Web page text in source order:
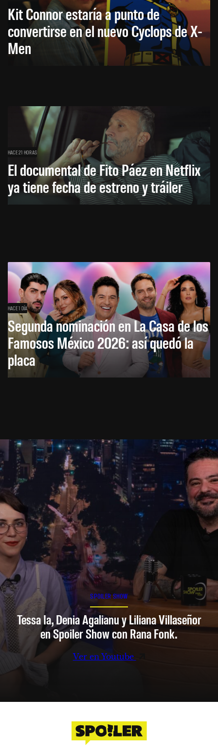
Kit Connor estaría a punto de
convertirse en el nuevo Cyclops de X-
Men
HACE 21 HORAS
El documental de Fito Páez en Netflix
ya tiene fecha de estreno y tráiler
HACE 1 DÍA
Segunda nominación en La Casa de los
Famosos México 2026: así quedó la
placa
SPOILER SHOW
Tessa Ia, Denia Agalianu y Liliana Villaseñor
en Spoiler Show con Rana Fonk.
Ver en Youtube